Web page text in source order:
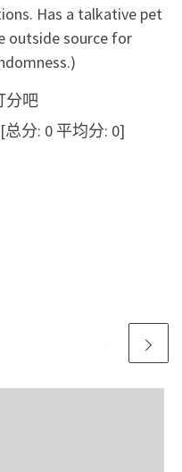
Has a talkative pet
outside source for
分吧
[总分: 0 平均分: 0]